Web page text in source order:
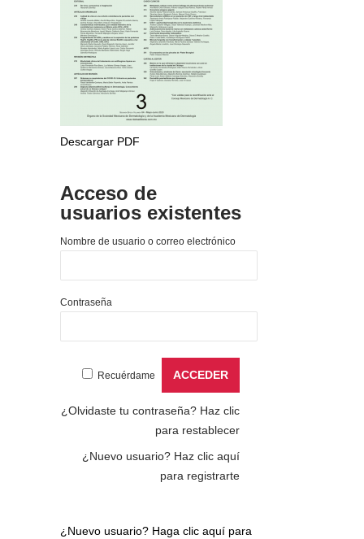
Descargar PDF
Acceso de
usuarios existentes
Nombre de usuario o correo electrónico
Contraseña
Recuérdame
¿Olvidaste tu contraseña? Haz clic
para restablecer
¿Nuevo usuario? Haz clic aquí
para registrarte
¿Nuevo usuario? Haga clic aquí para